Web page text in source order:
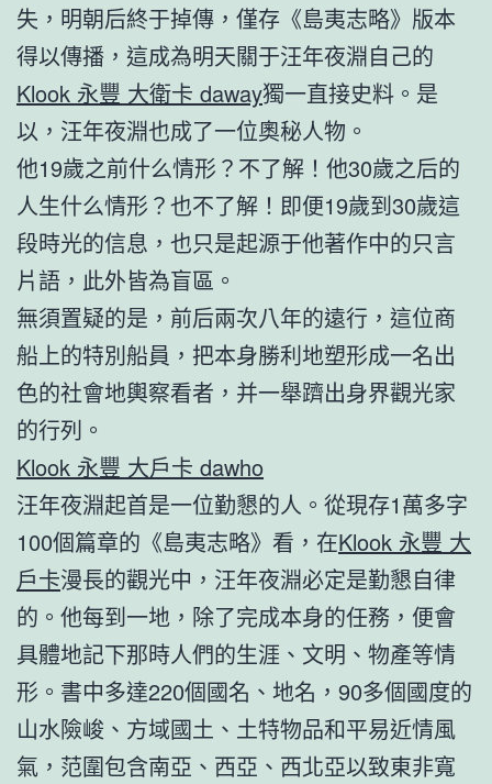
失，明朝后終于掉傳，僅存《島夷志略》版本
得以傳播，這成為明天關于汪年夜淵自己的
Klook 永豐 大衛卡 daway獨一直接史料。是
以，汪年夜淵也成了一位奧秘人物。
他19歲之前什么情形？不了解！他30歲之后的
人生什么情形？也不了解！即便19歲到30歲這
段時光的信息，也只是起源于他著作中的只言
片語，此外皆為盲區。
無須置疑的是，前后兩次八年的遠行，這位商
船上的特別船員，把本身勝利地塑形成一名出
色的社會地輿察看者，并一舉躋出身界觀光家
的行列。
Klook 永豐 大戶卡 dawho
汪年夜淵起首是一位勤懇的人。從現存1萬多字
100個篇章的《島夷志略》看，在Klook 永豐 大
戶卡漫長的觀光中，汪年夜淵必定是勤懇自律
的。他每到一地，除了完成本身的任務，便會
具體地記下那時人們的生涯、文明、物產等情
形。書中多達220個國名、地名，90多個國度的
山水險峻、方域國土、土特物品和平易近情風
氣，范圍包含南亞、西亞、西北亞以致東非寬